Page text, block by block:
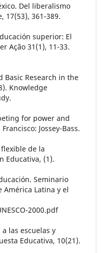
Del liberalismo
17(53), 361-389.
superior: El
Ação 31(1), 11-33.
Basic Research in the
Knowledge
for power and
Jossey-Bass.
de la
Educativa, (1).
Seminario
Latina y el
2000.pdf
las escuelas y
Educativa, 10(21).